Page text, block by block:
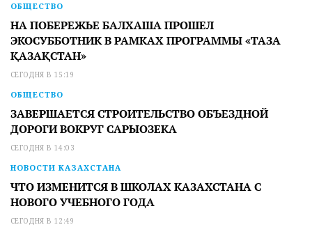
ОБЩЕСТВО
НА ПОБЕРЕЖЬЕ БАЛХАША ПРОШЕЛ
ЭКОСУББОТНИК В РАМКАХ ПРОГРАММЫ «ТАЗА
ҚАЗАҚСТАН»
СЕГОДНЯ В 15:19
ОБЩЕСТВО
ЗАВЕРШАЕТСЯ СТРОИТЕЛЬСТВО ОБЪЕЗДНОЙ
ДОРОГИ ВОКРУГ САРЫОЗЕКА
СЕГОДНЯ В 14:03
НОВОСТИ КАЗАХСТАНА
ЧТО ИЗМЕНИТСЯ В ШКОЛАХ КАЗАХСТАНА С
НОВОГО УЧЕБНОГО ГОДА
СЕГОДНЯ В 12:49